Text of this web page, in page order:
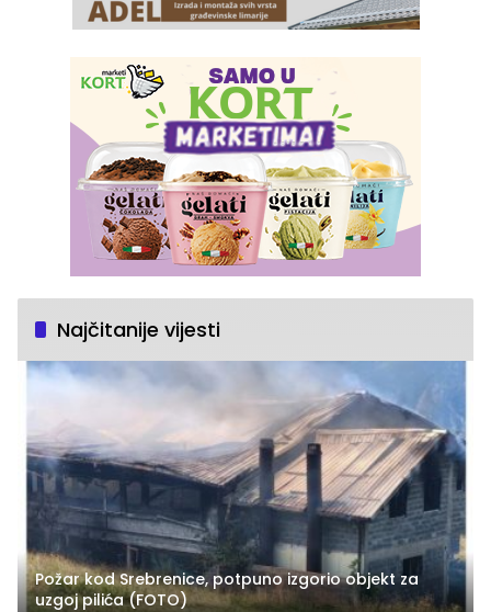
Najčitanije vijesti
Požar kod Srebrenice, potpuno izgorio objekt za
uzgoj pilića (FOTO)